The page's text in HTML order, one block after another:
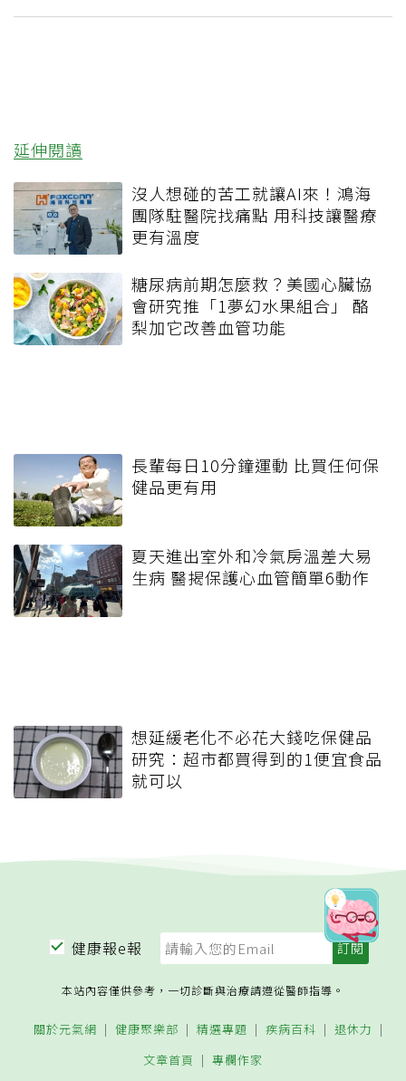
延伸閱讀
沒人想碰的苦工就讓AI來！鴻海
團隊駐醫院找痛點 用科技讓醫療
更有溫度
糖尿病前期怎麼救？美國心臟協
會研究推「1夢幻水果組合」 酪
梨加它改善血管功能
長輩每日10分鐘運動 比買任何保
健品更有用
夏天進出室外和冷氣房溫差大易
生病 醫揭保護心血管簡單6動作
想延緩老化不必花大錢吃保健品
研究：超市都買得到的1便宜食品
就可以
健康報e報
本站內容僅供參考，一切診斷與治療請遵從醫師指導。
關於元氣網 健康聚樂部 精選專題 疾病百科
退休力
文章首頁
專欄作家